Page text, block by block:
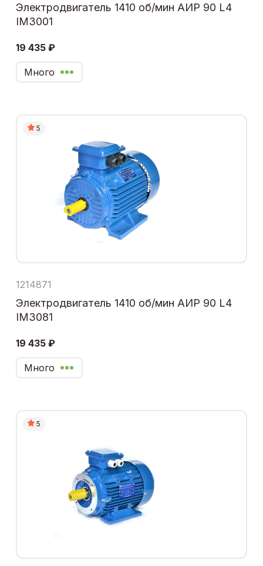
Электродвигатель 1410 об/мин АИР 90 L4
IM3001
19 435 ₽
Много
5
1214871
Электродвигатель 1410 об/мин АИР 90 L4
IM3081
19 435 ₽
Много
5